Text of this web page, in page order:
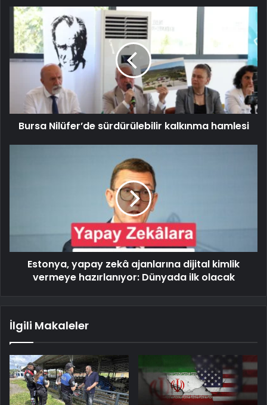
Bursa Nilüfer’de sürdürülebilir kalkınma hamlesi
Estonya, yapay zekâ ajanlarına dijital kimlik
vermeye hazırlanıyor: Dünyada ilk olacak
İlgili Makaleler